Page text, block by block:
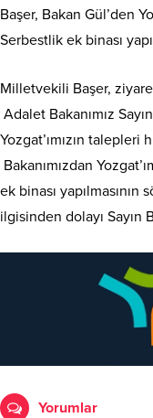
Başer, Bakan Gül’den
Serbestlik ek binası
Milletvekili Başer,
Adalet Bakanımız
Yozgat’ımızın talepleri
Bakanımızdan
ek binası
ilgisinden dolayı Sayın
Yorumlar